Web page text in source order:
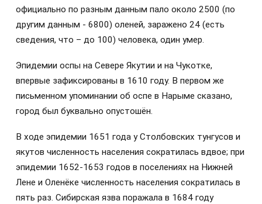
официально по разным данным пало около 2500 (по
другим данным - 6800) оленей, заражено 24 (есть
сведения, что – до 100) человека, один умер.
Эпидемии оспы на Севере Якутии и на Чукотке,
впервые зафиксированы в 1610 году. В первом же
письменном упоминании об оспе в Нарыме сказано,
город был буквально опустошён.
В ходе эпидемии 1651 года у Столбовских тунгусов и
якутов численность населения сократилась вдвое; при
эпидемии 1652-1653 годов в поселениях на Нижней
Лене и Оленёке численность населения сократилась в
пять раз. Сибирская язва поражала в 1684 году